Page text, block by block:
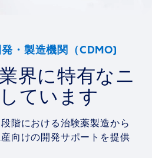
・製造機関（CDMO)
界に特有なニ
ています
階における治験薬製造から
向けの開発サポートを提供